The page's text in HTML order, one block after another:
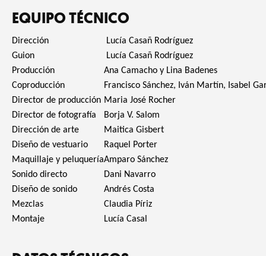
EQUIPO TÉCNICO
Dirección
Lucía Casañ Rodríguez
Guion
Lucía Casañ Rodríguez
Producción
Ana Camacho y Lina Badenes
Coproducción
Francisco Sánchez, Iván Martín, Isabel
Director de producción Maria José Rocher
Director de fotografía
Borja V. Salom
Dirección de arte
Maitica Gisbert
Diseño de vestuario
Raquel Porter
Maquillaje y peluqueríaAmparo Sánchez
Sonido directo
Dani Navarro
Diseño de sonido
Andrés Costa
Mezclas
Claudia Píriz
Montaje
Lucía Casal